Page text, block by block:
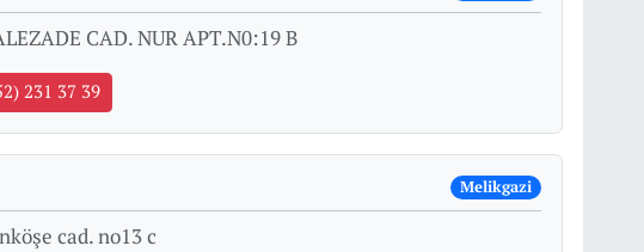
CAD. NUR APT.N0:19 B
231 37 39
Melikgazi
cad. no13 c